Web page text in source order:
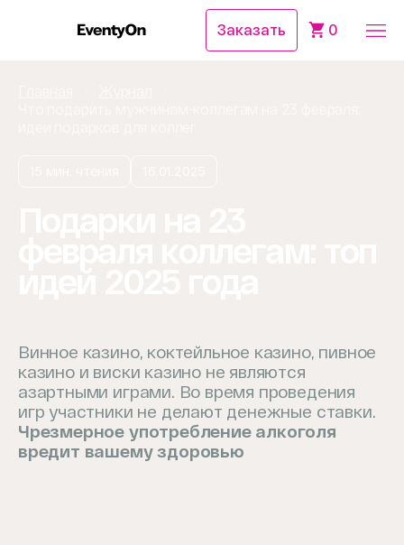
Заказать 0
Винное казино, коктейльное казино, пивное
казино и виски казино не являются
азартными играми. Во время проведения
игр участники не делают денежные ставки.
Чрезмерное употребление алкоголя
вредит вашему здоровью